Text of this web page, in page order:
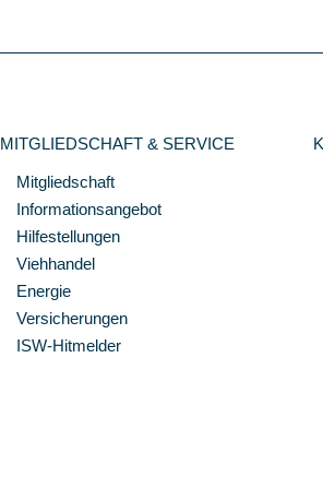
MITGLIEDSCHAFT & SERVICE
Mitgliedschaft
Informationsangebot
Hilfestellungen
Viehhandel
Energie
Versicherungen
ISW-Hitmelder